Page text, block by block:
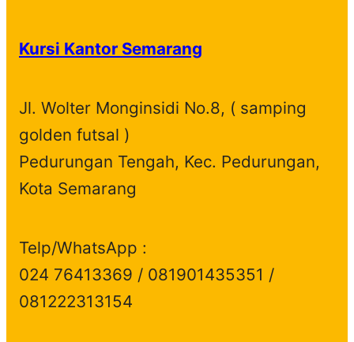
Kursi Kantor Semarang
Jl. Wolter Monginsidi No.8, ( samping
golden futsal )
Pedurungan Tengah, Kec. Pedurungan,
Kota Semarang
Telp/WhatsApp :
024 76413369 / 081901435351 /
081222313154